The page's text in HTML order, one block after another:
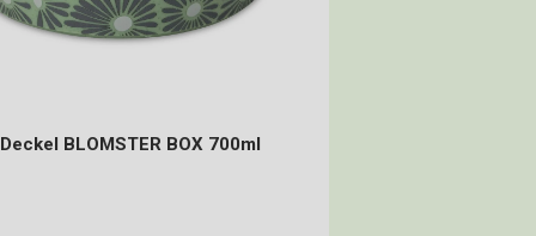
BLOMSTER BOX 700ml